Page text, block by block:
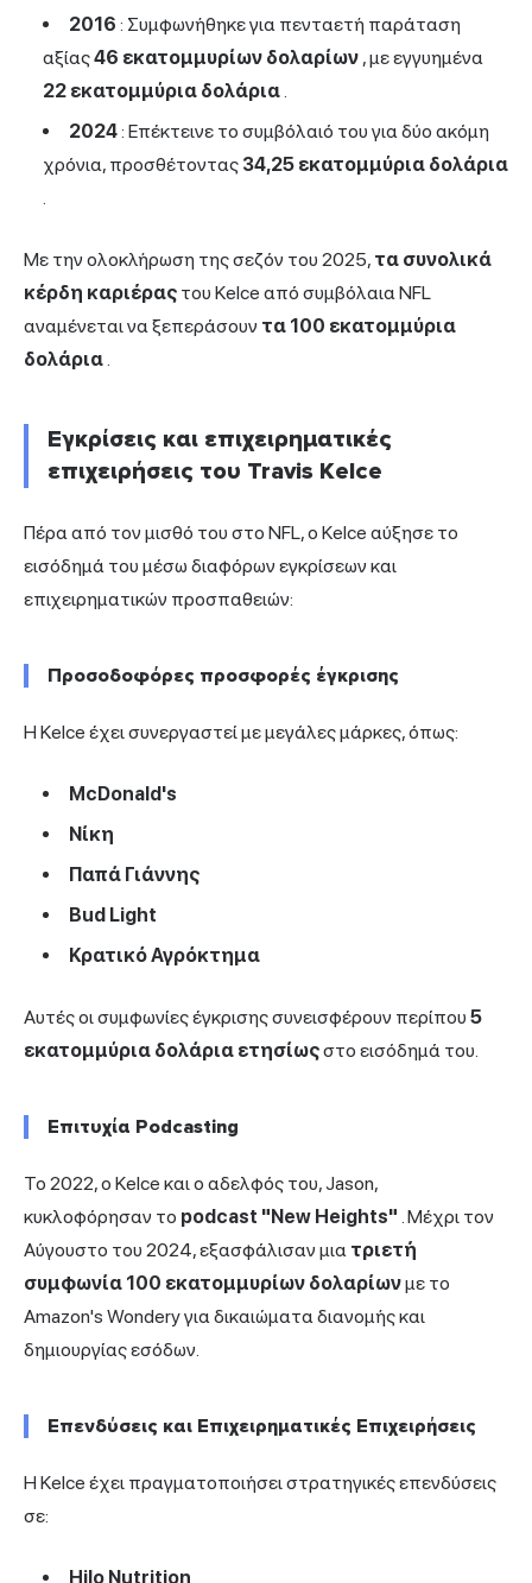
2016 : Συμφωνήθηκε για πενταετή παράταση
αξίας46 εκατομμυρίων δολαρίων , με εγγυημένα
22 εκατομμύρια δολάρια.
2024: Επέκτεινε το συμβόλαιό του για δύο ακόμη
χρόνια, προσθέτοντας 34,25 εκατομμύρια δολάρια
.
Με την ολοκλήρωση της σεζόν του 2025, τα συνολικά
κέρδη καριέρας του Kelce από συμβόλαια NFL
αναμένεται να ξεπεράσουν τα 100 εκατομμύρια
δολάρια.
Εγκρίσεις και επιχειρηματικές
επιχειρήσεις του Travis Kelce
Πέρα από τον μισθό του στο NFL, ο Kelce αύξησε το
εισόδημά του μέσω διαφόρων εγκρίσεων και
επιχειρηματικών προσπαθειών:
Προσοδοφόρες προσφορές έγκρισης
Η Kelce έχει συνεργαστεί με μεγάλες μάρκες, όπως:
McDonald's
Νίκη
Παπά Γιάννης
Bud Light
Κρατικό Αγρόκτημα
Αυτές οι συμφωνίες έγκρισης συνεισφέρουν περίπου 5
εκατομμύρια δολάρια ετησίωςστο εισόδημά του.
Επιτυχία Podcasting
Το 2022, ο Kelce και ο αδελφός του, Jason,
κυκλοφόρησαν το podcast "New Heights" . Μέχρι τον
Αύγουστο του 2024, εξασφάλισαν μια τριετή
συμφωνία 100 εκατομμυρίων δολαρίωνμε το
Amazon's Wondery για δικαιώματα διανομής και
δημιουργίας εσόδων.
Επενδύσεις και Επιχειρηματικές Επιχειρήσεις
Η Kelce έχει πραγματοποιήσει στρατηγικές επενδύσεις
σε:
Hilo Nutrition